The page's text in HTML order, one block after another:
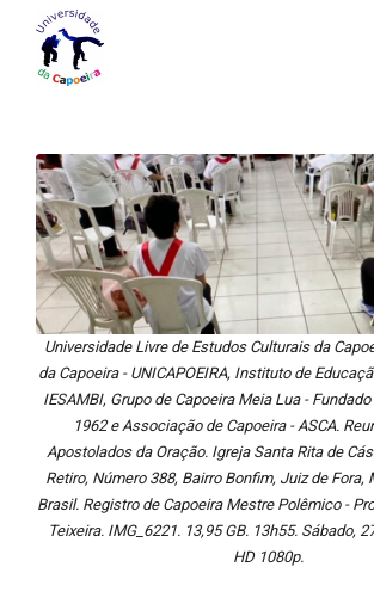
Universidade Livre de Estudos Culturais da
da Capoeira - UNICAPOEIRA, Instituto de
IESAMBI, Grupo de Capoeira Meia Lua -
1962 e Associação de Capoeira - ASCA.
Apostolados da Oração. Igreja Santa Rita de
Retiro, Número 388, Bairro Bonfim, Juiz de Fora,
Brasil. Registro de Capoeira Mestre Polêmico -
Teixeira. IMG_6221. 13,95 GB. 13h55. Sábado,
HD 1080p.